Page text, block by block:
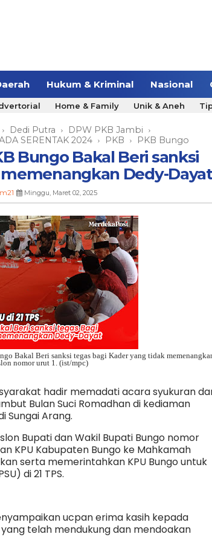
Hukum & Kriminal Nasional
Home & Family Unik & Aneh
› Dedi Putra › DPW PKB Jambi ›
SERENTAK 2024 › PKB › PKB Bungo
Bungo Bakal Beri sanksi
Dedy-Dayat
Minggu, Maret 02, 2025
Bakal Beri sanksi tegas bagi Kader yang tidak
nomor urut 1. (ist/mpc)
hadir memadati acara syukuran
Bulan Suci Romadhan di kediaman
Sungai Arang.
Bupati dan Wakil Bupati Bungo nomor
KPU Kabupaten Bungo ke Mahkamah
serta memerintahkan KPU Bungo untuk
di 21 TPS.
ucpan erima kasih kepada
telah mendukung dan mendoakan